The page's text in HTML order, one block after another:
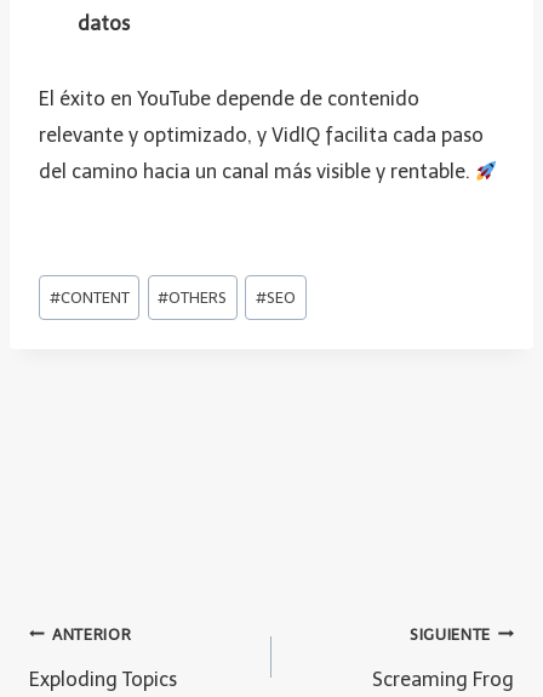
datos
El éxito en YouTube depende de contenido
relevante y optimizado, y VidIQ facilita cada paso
del camino hacia un canal más visible y rentable.
E
t
l
#CONTENT #OTHERS #SEO
Navegación
ANTERIOR
Exploding Topics
SIGUIENTE
Screaming Frog